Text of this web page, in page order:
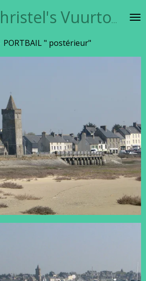
Christel's Vuurtorensite
PORTBAIL " postérieur"